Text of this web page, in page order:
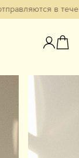
в
Избранное